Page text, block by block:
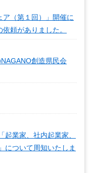
（第１回）」開催に
頼がありました。
創造県民会
業家、社内起業家、
について周知いたしま